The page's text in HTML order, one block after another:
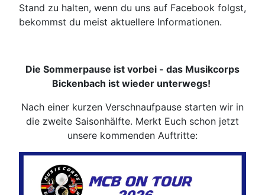
Stand zu halten, wenn du uns auf Facebook folgst,
bekommst du meist aktuellere Informationen.
Die Sommerpause ist vorbei - das Musikcorps
Bickenbach ist wieder unterwegs!
Nach einer kurzen Verschnaufpause starten wir in
die zweite Saisonhälfte. Merkt Euch schon jetzt
unsere kommenden Auftritte: